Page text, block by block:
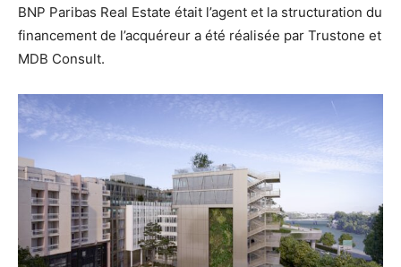
BNP Paribas Real Estate était l’agent et la structuration du
financement de l’acquéreur a été réalisée par Trustone et
MDB Consult.